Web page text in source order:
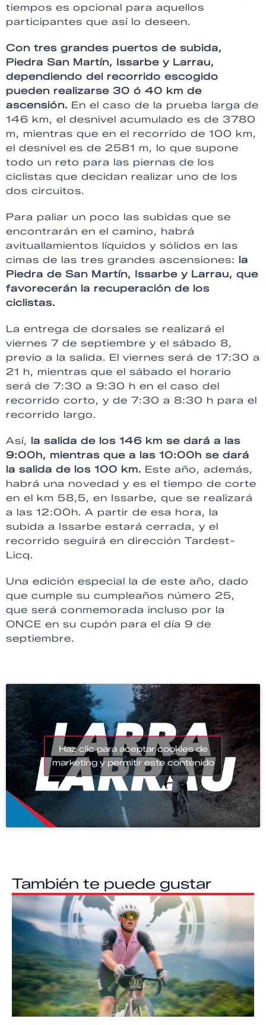
tiempos es opcional para aquellos
participantes que así lo deseen.
Con tres grandes puertos de subida,
Piedra San Martín, Issarbe y Larrau,
dependiendo del recorrido escogido
pueden realizarse 30 ó 40 km de
ascensión. En el caso de la prueba larga de
146 km, el desnivel acumulado es de 3780
m, mientras que en el recorrido de 100 km,
el desnivel es de 2581 m, lo que supone
todo un reto para las piernas de los
ciclistas que decidan realizar uno de los
dos circuitos.
Para paliar un poco las subidas que se
encontrarán en el camino, habrá
avituallamientos líquidos y sólidos en las
cimas de las tres grandes ascensiones:
la
Piedra de San Martín, Issarbe y Larrau, que
favorecerán la recuperación de los
ciclistas.
La entrega de dorsales se realizará el
viernes 7 de septiembre y el sábado 8,
previo a la salida. El viernes será de 17:30 a
21 h, mientras que el sábado el horario
será de 7:30 a 9:30 h en el caso del
recorrido corto, y de 7:30 a 8:30 h para el
recorrido largo.
Así,
la salida de los 146 km se dará a las
9:00h, mientras que a las 10:00h se dará
la salida de los 100 km. Este año, además,
habrá una novedad y es el tiempo de corte
en el km 58,5, en Issarbe, que se realizará
a las 12:00h. A partir de esa hora, la
subida a Issarbe estará cerrada, y el
recorrido seguirá en dirección Tardest-
Licq.
Una edición especial la de este año, dado
que cumple su cumpleaños número 25,
que será conmemorada incluso por la
ONCE en su cupón para el día 9 de
septiembre.
Haz clic para aceptar cookies de
marketing y permitir este contenido
También te puede gustar